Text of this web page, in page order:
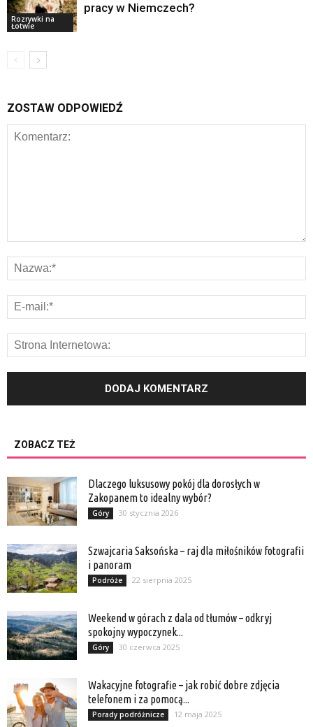
Rozrywki na
Łotwie
pracy w Niemczech?
ZOSTAW ODPOWIEDŹ
ZOBACZ TEŻ
Dlaczego luksusowy pokój dla dorosłych w
Zakopanem to idealny wybór?
Góry 30 stycznia 2026
Szwajcaria Saksońska – raj dla miłośników fotografii
i panoram
Podróże 22 sierpnia 2025
Weekend w górach z dala od tłumów – odkryj
spokojny wypoczynek...
Góry 30 czerwca 2025
Wakacyjne fotografie – jak robić dobre zdjęcia
telefonem i za pomocą...
Porady podróżnicze 12 maja 2025